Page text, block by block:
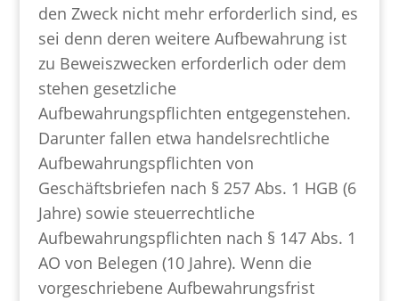
den Zweck nicht mehr erforderlich sind, es
sei denn deren weitere Aufbewahrung ist
zu Beweiszwecken erforderlich oder dem
stehen gesetzliche
Aufbewahrungspflichten entgegenstehen.
Darunter fallen etwa handelsrechtliche
Aufbewahrungspflichten von
Geschäftsbriefen nach § 257 Abs. 1 HGB (6
Jahre) sowie steuerrechtliche
Aufbewahrungspflichten nach § 147 Abs. 1
AO von Belegen (10 Jahre). Wenn die
vorgeschriebene Aufbewahrungsfrist